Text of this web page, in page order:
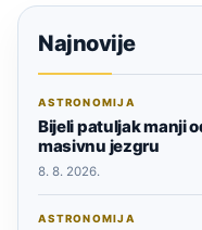
Najnovije
ASTRONOMIJA
Bijeli patuljak manji
masivnu jezgru
8. 8. 2026.
ASTRONOMIJA